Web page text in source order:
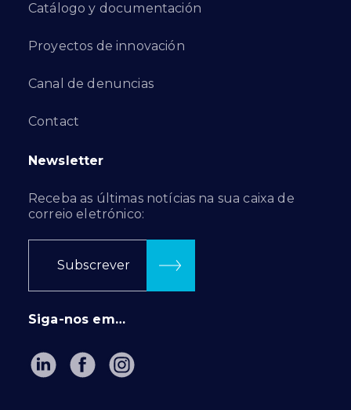
Catálogo y documentación
Proyectos de innovación
Canal de denuncias
Contact
Newsletter
Receba as últimas notícias na sua caixa de
correio eletrónico:
Subscrever
Siga-nos em…